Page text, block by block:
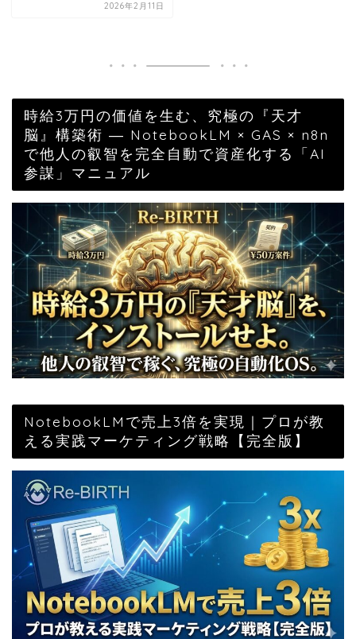
2026年2月11日
時給3万円の価値を生む、究極の『天才
脳』構築術 ― NotebookLM × GAS × n8n
で他人の叡智を完全自動で資産化する「AI
参謀」マニュアル
NotebookLMで売上3倍を実現｜プロが教
える実践マーケティング戦略【完全版】